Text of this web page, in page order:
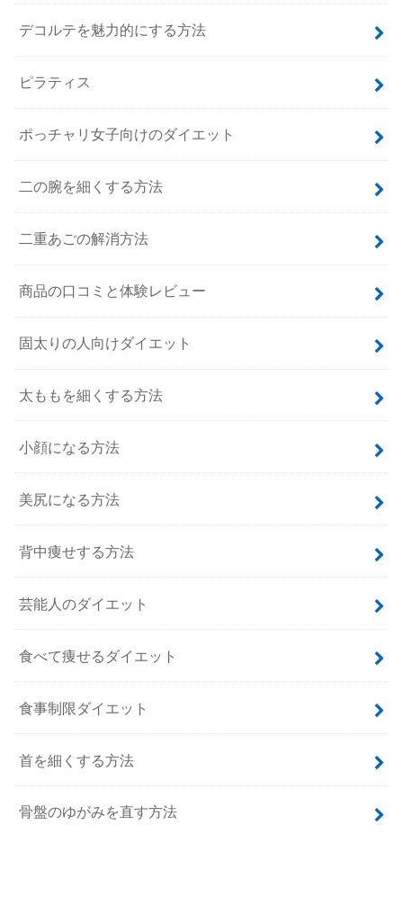
デコルテを魅力的にする方法
ピラティス
ポっチャリ女子向けのダイエット
二の腕を細くする方法
二重あごの解消方法
商品の口コミと体験レビュー
固太りの人向けダイエット
太ももを細くする方法
小顔になる方法
美尻になる方法
背中痩せする方法
芸能人のダイエット
食べて痩せるダイエット
食事制限ダイエット
首を細くする方法
骨盤のゆがみを直す方法